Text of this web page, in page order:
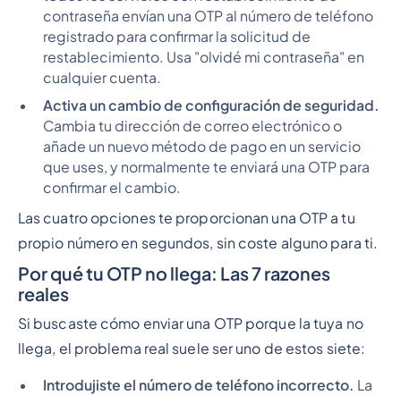
contraseña envían una OTP al número de teléfono
registrado para confirmar la solicitud de
restablecimiento. Usa "olvidé mi contraseña" en
cualquier cuenta.
Activa un cambio de configuración de seguridad.
Cambia tu dirección de correo electrónico o
añade un nuevo método de pago en un servicio
que uses, y normalmente te enviará una OTP para
confirmar el cambio.
Las cuatro opciones te proporcionan una OTP a tu
propio número en segundos, sin coste alguno para ti.
Por qué tu OTP no llega: Las 7 razones
reales
Si buscaste cómo enviar una OTP porque la tuya no
llega, el problema real suele ser uno de estos siete:
Introdujiste el número de teléfono incorrecto. La